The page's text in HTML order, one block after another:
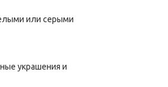
или серыми
украшения и